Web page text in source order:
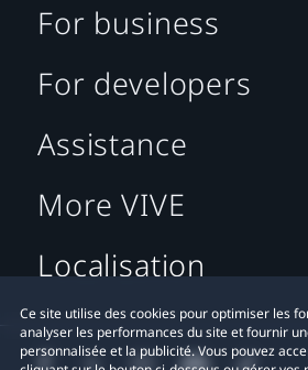
Ce site utilise des cookies pour optimiser les
analyser les performances du site et fournir
personnalisée et la publicité. Vous pouvez
For business
For developers
Assistance
More VIVE
Localisation